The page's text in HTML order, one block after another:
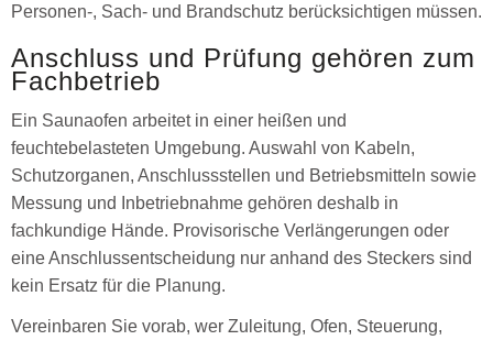
Personen-, Sach- und Brandschutz berücksichtigen müssen.
Anschluss und Prüfung gehören zum
Fachbetrieb
Ein Saunaofen arbeitet in einer heißen und
feuchtebelasteten Umgebung. Auswahl von Kabeln,
Schutzorganen, Anschlussstellen und Betriebsmitteln sowie
Messung und Inbetriebnahme gehören deshalb in
fachkundige Hände. Provisorische Verlängerungen oder
eine Anschlussentscheidung nur anhand des Steckers sind
kein Ersatz für die Planung.
Vereinbaren Sie vorab, wer Zuleitung, Ofen, Steuerung,